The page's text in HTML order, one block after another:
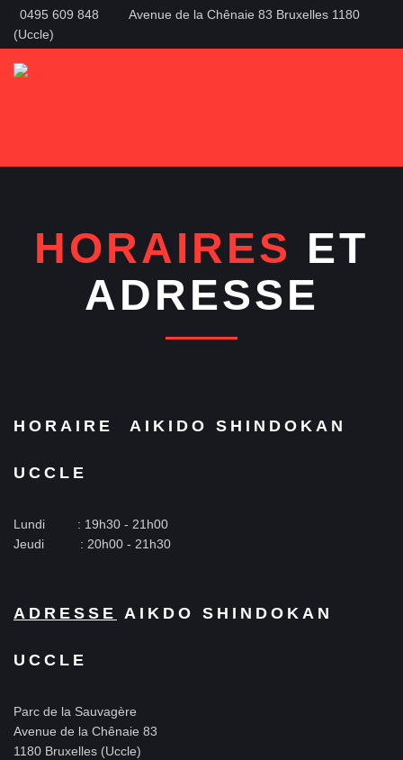
0495 609 848
Avenue de la Chênaie 83 Bruxelles 1180
(Uccle)
HORAIRES ET
ADRESSE
HORAIRE AIKIDO SHINDOKAN
UCCLE
Lundi : 19h30 - 21h00
Jeudi : 20h00 - 21h30
ADRESSE AIKDO SHINDOKAN
UCCLE
Parc de la Sauvagère
Avenue de la Chênaie 83
1180 Bruxelles (Uccle)